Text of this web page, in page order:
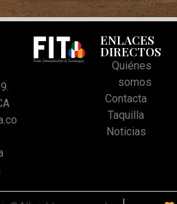
ENLACES
DIRECTOS
Quiénes
somos
Contacta
Taquilla
Noticias